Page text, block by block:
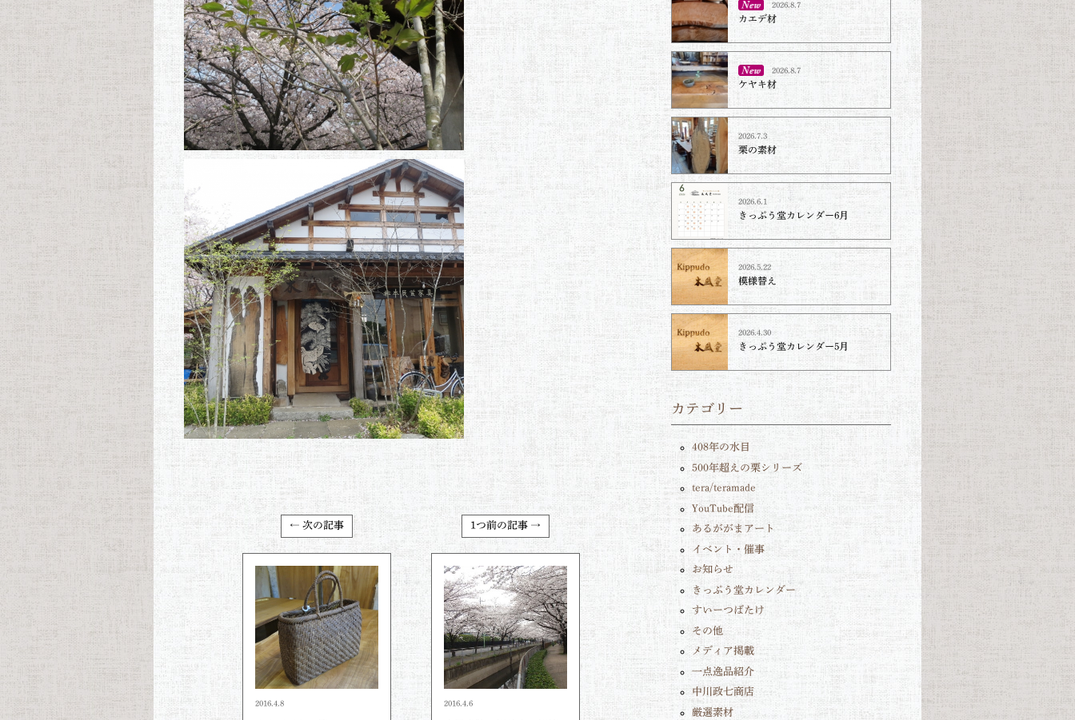
← 次の記事
2016.4.8
1つ前の記事 →
2016.4.6
2026.8.7
カエデ材
2026.8.7
ケヤキ材⁡
2026.7.3
栗の素材
2026.6.1
きっぷう堂カレンダー6月
2026.5.22
模様替え
2026.4.30
きっぷう堂カレンダー5月
カテゴリー
408年の水目
500年超えの栗シリーズ
tera/teramade
YouTube配信
あるががまアート
イベント・催事
お知らせ
きっぷう堂カレンダー
すいーつばたけ
その他
メディア掲載
一点逸品紹介
中川政七商店
厳選素材